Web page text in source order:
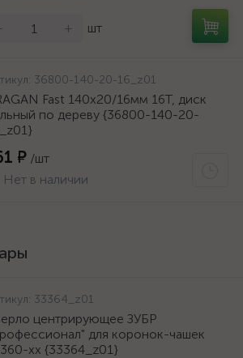
+ шт
36800-140-20-16_z01
Fast 140x20/16мм 16Т, диск
по дереву {36800-140-20-
₽ /шт
Нет в наличии
33364_z01
центрирующее ЗУБР
для коронок-чашек
хх {33364_z01}